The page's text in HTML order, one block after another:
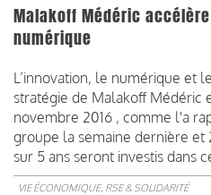
Malakoff Médéric
numérique
L’innovation, le numérique et
stratégie de Malakoff Médéric
novembre 2016 , comme l'a
groupe la semaine dernière et
sur 5 ans seront investis dans
VIE ÉCONOMIQUE, RSE & SOLIDARITÉ